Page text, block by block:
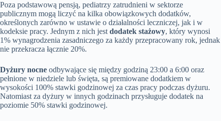
Poza podstawową pensją, pediatrzy zatrudnieni w sektorze
publicznym mogą liczyć na kilka obowiązkowych dodatków,
określonych zarówno w ustawie o działalności leczniczej, jak i w
kodeksie pracy. Jednym z nich jest dodatek stażowy, który wynosi
1% wynagrodzenia zasadniczego za każdy przepracowany rok, jednak
nie przekracza łącznie 20%.
Dyżury nocne odbywające się między godziną 23:00 a 6:00 oraz
pełnione w niedziele lub święta, są premiowane dodatkiem w
wysokości 100% stawki godzinowej za czas pracy podczas dyżuru.
Natomiast za dyżury w innych godzinach przysługuje dodatek na
poziomie 50% stawki godzinowej.